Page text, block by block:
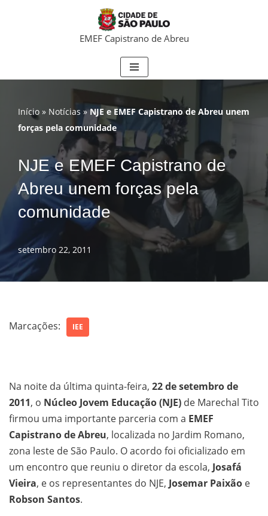
conteúdo
EMEF Capistrano de Abreu
Início » Notícias »NJE e EMEF Capistrano de Abreu unem
forças pela comunidade
NJE e EMEF Capistrano de
Abreu unem forças pela
comunidade
setembro 22, 2011
Marcações: IEE
Na noite da última quinta-feira, 22 de setembro de
2011, o Núcleo Jovem Educação (NJE) de Marechal Tito
firmou uma importante parceria com a EMEF
Capistrano de Abreu, localizada no Jardim Romano,
zona leste de São Paulo. O acordo foi oficializado em
um encontro que reuniu o diretor da escola, Josafá
Vieira, e os representantes do NJE, Josemar Paixão e
Robson Santos.